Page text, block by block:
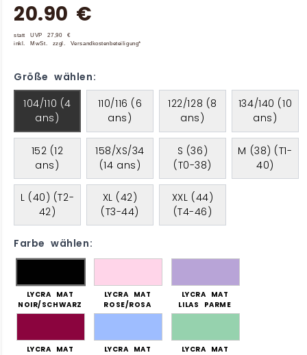
20.90 €
statt UVP 27,90 €
inkl. MwSt. zzgl. Versandkostenbeteiligung*
Größe wählen:
104/110 (4
ans)
110/116 (6
ans)
122/128 (8
ans)
134/140 (10
ans)
152 (12
ans)
158/XS/34
(14 ans)
S (36)
(T0-38)
M (38) (T1-
40)
L (40) (T2-
42)
XL (42)
(T3-44)
XXL (44)
(T4-46)
Farbe wählen:
LYCRA MAT
NOIR/SCHWARZ
LYCRA MAT
ROSE/ROSA
LYCRA MAT
LILAS PARME
LYCRA MAT
LYCRA MAT
LYCRA MAT